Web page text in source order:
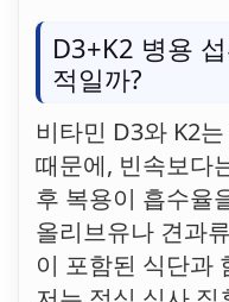
D3+K2 병용
적일까?
비타민 D3와 K2
때문에, 빈속보다
후 복용이 흡수율
올리브유나 견과
이 포함된 식단과